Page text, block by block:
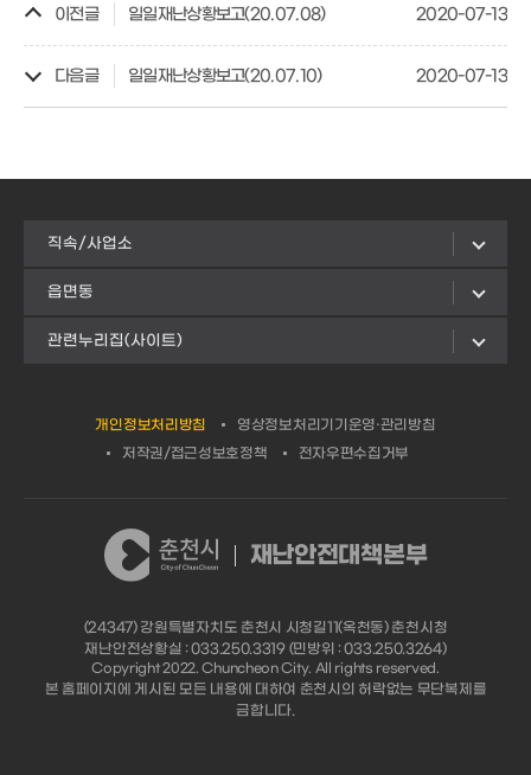
이전글 일일재난상황보고(20.07.08) 2020-07-13
다음글 일일재난상황보고(20.07.10) 2020-07-13
직속/사업소
읍면동
관련누리집(사이트)
개인정보처리방침
영상정보처리기기운영·관리방침
저작권/접근성보호정책
전자우편수집거부
재난안전대책본부
(24347) 강원특별자치도 춘천시 시청길11(옥천동) 춘천시청
재난안전상황실 : 033.250.3319 (민방위 : 033.250.3264)
Copyright 2022. Chuncheon City. All rights reserved.
본 홈페이지에 게시된 모든 내용에 대하여 춘천시의 허락없는 무단복제를
금합니다.